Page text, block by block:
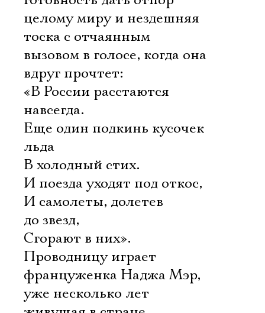
целому миру и нездешняя
тоска с отчаянным
вызовом в голосе, когда она
вдруг прочтет:
«В России расстаются
навсегда.
Еще один подкинь кусочек
льда
В холодный стих.
И поезда уходят под откос,
И самолеты, долетев
до звезд,
Сгорают в них».
Проводницу играет
француженка Наджа Мэр,
уже несколько лет